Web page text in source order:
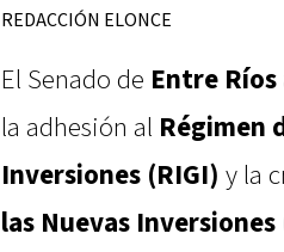
REDACCIÓN ELONCE
El Senado de Entre
la adhesión al Régimen
Inversiones (RIGI) y la
las Nuevas Inversiones